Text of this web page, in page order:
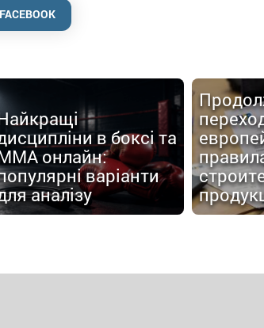
в боксі та
онлайн:
варіанти
аналізу